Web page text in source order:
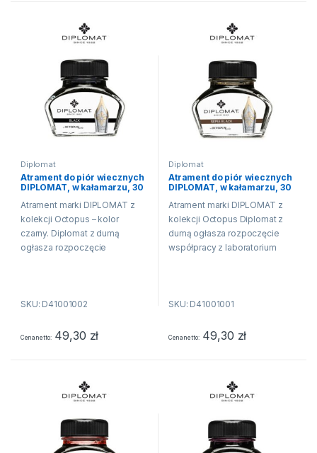
Diplomat
Atrament do piór wiecznych
DIPLOMAT, w kałamarzu, 30
Atrament marki DIPLOMAT z
kolekcji Octopus – kolor
czarny. Diplomat z dumą
ogłasza rozpoczęcie
kolorów atramentów. Produkcja
SKU: D41001002
Cena netto 49,30 zł
Diplomat
Atrament do piór wiecznych
DIPLOMAT, w kałamarzu, 30
Atrament marki DIPLOMAT z
kolekcji Octopus Diplomat z
dumą ogłasza rozpoczęcie
współpracy z laboratorium
atramentu jest tradycją w...
SKU: D41001001
Cena netto 49,30 zł